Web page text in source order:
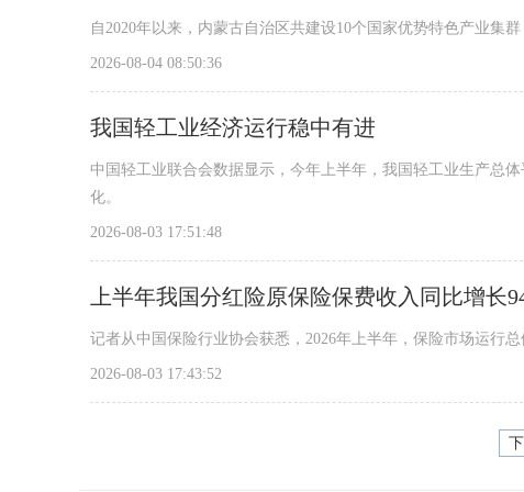
自2020年以来，内蒙古自治区共建设10个国家优势特色产业集
2026-08-04 08:50:36
我国轻工业经济运行稳中有进
中国轻工业联合会数据显示，今年上半年，我国轻工业生产总
化。
2026-08-03 17:51:48
上半年我国分红险原保险保费收入同比增长
记者从中国保险行业协会获悉，2026年上半年，保险市场运行总
2026-08-03 17:43:52